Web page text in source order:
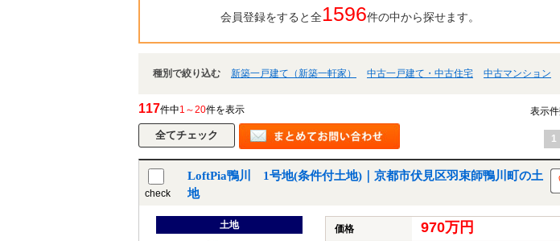
会員登録をすると全1596件の中から探せます。
種別で絞り込む 新築一戸建て（新築一軒家） 中古一戸建て・中古住宅 中古マンション
117件中1～20件を表示 表示
1
check
LoftPia鴨川 1号地(条件付土地)｜京都市伏見区羽束師鴨川町の土
地
土地 価格 970万円